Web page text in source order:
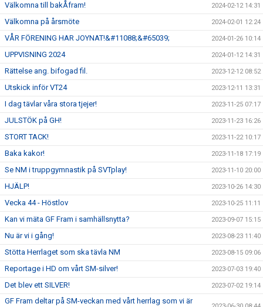
Välkomna till bakÅfram! 2024-02-12 14:31
Välkomna på årsmöte 2024-02-01 12:24
VÅR FÖRENING HAR JOYNAT!&#11088;&#65039; 2024-01-26 10:14
UPPVISNING 2024 2024-01-12 14:31
Rättelse ang. bifogad fil. 2023-12-12 08:52
Utskick inför VT24 2023-12-11 13:31
I dag tävlar våra stora tjejer! 2023-11-25 07:17
JULSTÖK på GH! 2023-11-23 16:26
STORT TACK! 2023-11-22 10:17
Baka kakor! 2023-11-18 17:19
Se NM i truppgymnastik på SVTplay! 2023-11-10 20:00
HJÄLP! 2023-10-26 14:30
Vecka 44 - Höstlov 2023-10-25 11:11
Kan vi mäta GF Fram i samhällsnytta? 2023-09-07 15:15
Nu är vi i gång! 2023-08-23 11:40
Stötta Herrlaget som ska tävla NM 2023-08-15 09:06
Reportage i HD om vårt SM-silver! 2023-07-03 19:40
Det blev ett SILVER! 2023-07-02 19:14
GF Fram deltar på SM-veckan med vårt herrlag som vi är